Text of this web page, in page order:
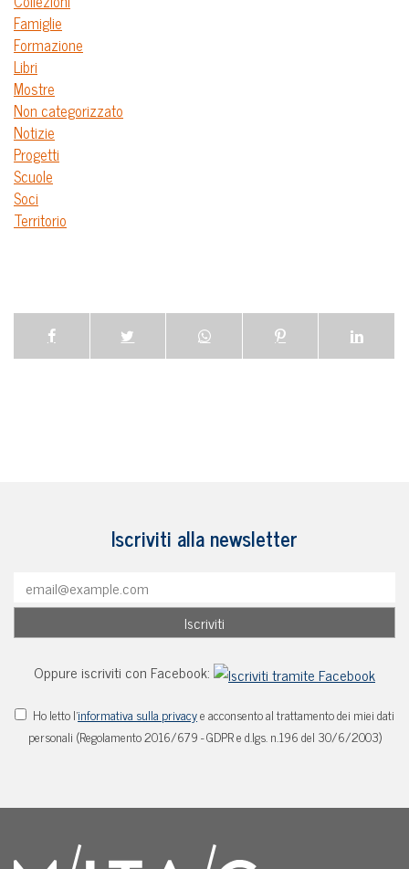
Famiglie
Formazione
Libri
Mostre
Non categorizzato
Notizie
Progetti
Scuole
Soci
Territorio
Iscriviti alla newsletter
Oppure iscriviti con Facebook:
Ho letto l'informativa sulla privacye acconsento al trattamento dei miei dati
personali (Regolamento 2016/679 - GDPR e d.lgs. n.196 del 30/6/2003)